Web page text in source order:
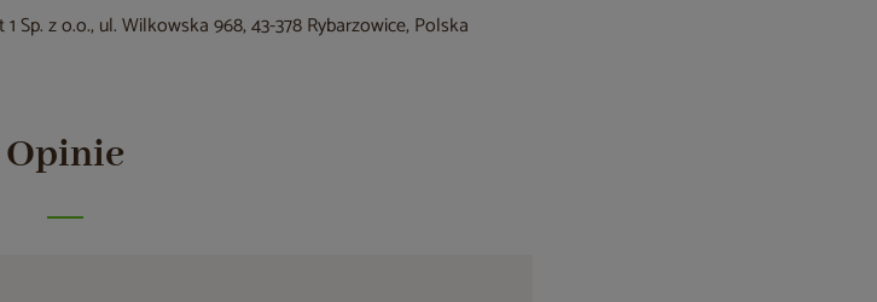
Sp. z o.o., ul. Wilkowska 968, 43-378 Rybarzowice, Polska
Opinie